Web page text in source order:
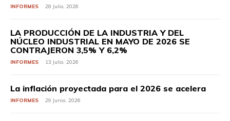
INFORMES 28 Julio, 2026
LA PRODUCCIÓN DE LA INDUSTRIA Y DEL
NÚCLEO INDUSTRIAL EN MAYO DE 2026 SE
CONTRAJERON 3,5% Y 6,2%
INFORMES 13 Julio, 2026
La inflación proyectada para el 2026 se acelera
INFORMES 29 Junio, 2026